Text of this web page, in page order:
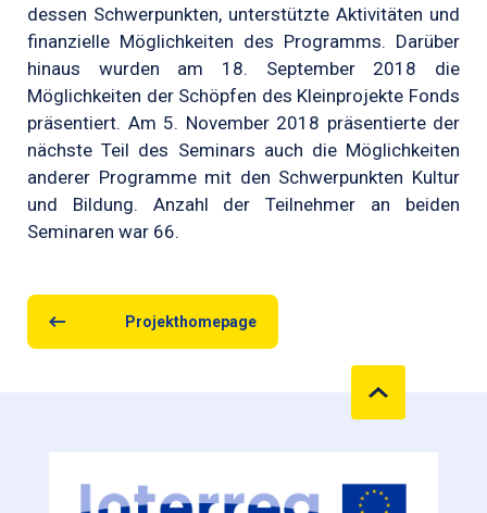
dessen Schwerpunkten, unterstützte Aktivitäten und
finanzielle Möglichkeiten des Programms. Darüber
hinaus wurden am 18. September 2018 die
Möglichkeiten der Schöpfen des Kleinprojekte Fonds
präsentiert. Am 5. November 2018 präsentierte der
nächste Teil des Seminars auch die Möglichkeiten
anderer Programme mit den Schwerpunkten Kultur
und Bildung. Anzahl der Teilnehmer an beiden
Seminaren war 66.
Projekthomepage